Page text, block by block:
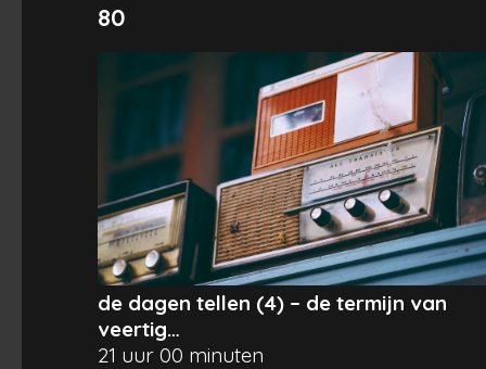
80
de dagen tellen (4) – de termijn van
veertig…
21 uur 00 minuten